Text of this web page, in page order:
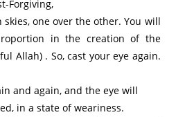
Forgiving,
skies, one over the other. You will
in the creation of the
Allah) . So, cast your eye again.
and again, and the eye will
in a state of weariness.